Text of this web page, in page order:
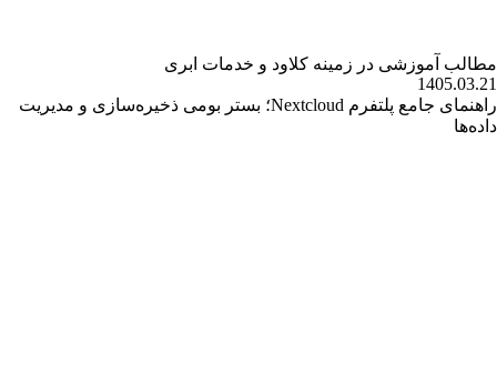
مطالب آموزشی در زمینه کلاود و خدمات ابری
1405.03.21
راهنمای جامع پلتفرم Nextcloud؛ بستر بومی ذخیره‌سازی و مدیریت
داده‌ها